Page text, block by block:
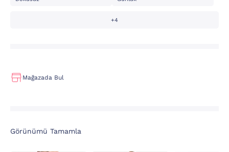
+4
Mağazada Bul
Görünümü Tamamla